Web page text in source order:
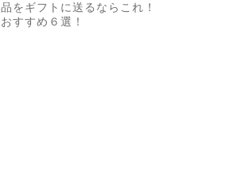
品をギフトに送るならこれ！
おすすめ６選！